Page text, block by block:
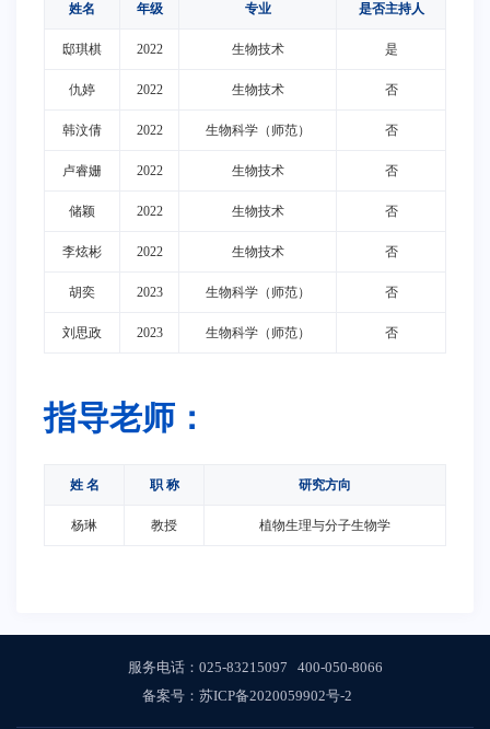
姓名 年级 专业 是否主持人
邸琪棋 2022 生物技术 是
仇婷 2022 生物技术 否
韩汶倩 2022 生物科学（师范） 否
卢睿姗 2022 生物技术 否
储颖 2022 生物技术 否
李炫彬 2022 生物技术 否
胡奕 2023 生物科学（师范） 否
刘思政 2023 生物科学（师范） 否
指导老师：
姓 名 职 称 研究方向
杨琳 教授 植物生理与分子生物学
服务电话：025-83215097
400-050-8066
备案号：苏ICP备2020059902号-2